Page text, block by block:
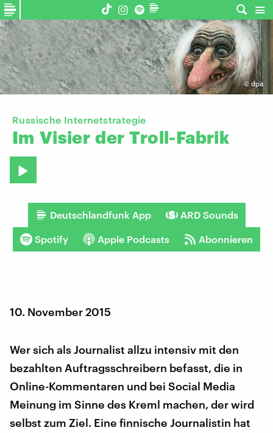
©dpa
Russische Internetstrategie
Im Visier der Troll-Fabrik
Deutschlandfunk App ARD Sounds
Spotify Apple Podcasts Abonnieren
10. November 2015
Wer sich als Journalist allzu intensiv mit den
bezahlten Auftragsschreibern befasst, die in
Online-Kommentaren und bei Social Media
Meinung im Sinne des Kreml machen, der wird
selbst zum Ziel. Eine finnische Journalistin hat